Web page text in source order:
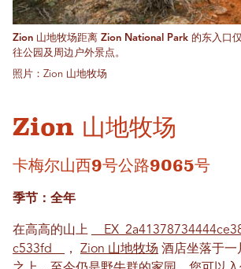
Zion 山地牧场距离 Zion National Park 的东入口
往公园及周边户外景点。
照片：Zion 山地牧场
Zion 山地牧场
卡梅尔山西9号公路9065号
季节：全年
在高高的山上
c533fd__
， Zion 山地牧场 酒店坐落于一